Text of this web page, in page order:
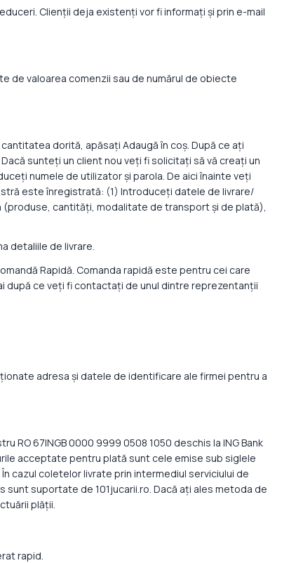
Clienții deja existenți vor fi informați și prin e-mail
de valoarea comenzii sau de numărul de obiecte
dorită, apăsați Adaugă în coș. După ce ați
sunteți un client nou veți fi solicitați să vă creați un
numele de utilizator și parola. De aici înainte veți
este înregistrată: (1) Introduceți datele de livrare/
(produse, cantități, modalitate de transport și de plată),
detaliile de livrare.
Rapidă. Comanda rapidă este pentru cei care
după ce veți fi contactați de unul dintre reprezentanții
adresa și datele de identificare ale firmei pentru a
RO 67INGB 0000 9999 0508 1050 deschis la ING Bank
acceptate pentru plată sunt cele emise sub siglele
În cazul coletelor livrate prin intermediul serviciului de
sunt suportate de 101jucarii.ro. Dacă ați ales metoda de
plății.
rapid.